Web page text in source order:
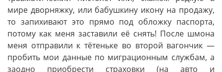
мире дворняжку, или бабушкину икону на продажу,
то запихивают это прямо под обложку паспорта,
потому как меня заставили её снять! После шмона
меня отправили к тётеньке во второй вагончик —
пробить мои данные по миграционным службам, а
заодно приобрести страховки (на авто и